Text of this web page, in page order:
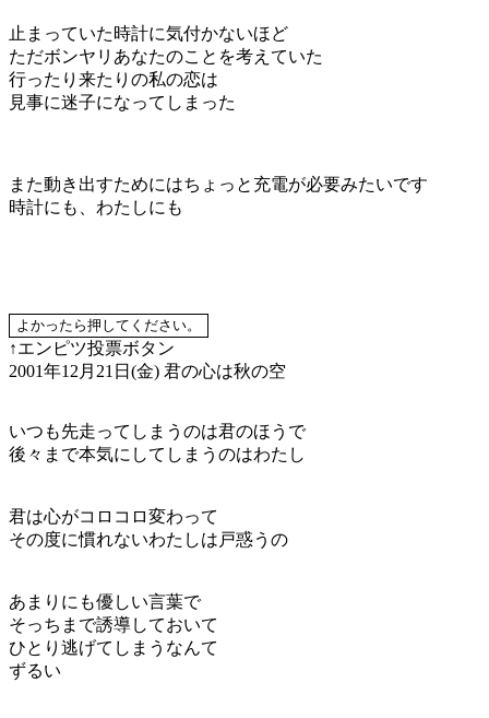
止まっていた時計に気付かないほど
ただボンヤリあなたのことを考えていた
行ったり来たりの私の恋は
見事に迷子になってしまった
また動き出すためにはちょっと充電が必要みたいです
時計にも、わたしにも
↑エンピツ投票ボタン
2001年12月21日(金) 君の心は秋の空
いつも先走ってしまうのは君のほうで
後々まで本気にしてしまうのはわたし
君は心がコロコロ変わって
その度に慣れないわたしは戸惑うの
あまりにも優しい言葉で
そっちまで誘導しておいて
ひとり逃げてしまうなんて
ずるい